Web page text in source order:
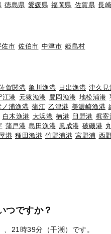
徳島県 愛媛県 福岡県 佐賀県 長
佐市 佐伯市 中津市 姫島村
賀関港 亀川漁港 日出漁港 津久見
江港 元猿漁港 豊岡漁港 地松浦港
ノ浦漁港 蒲江 乙津港 美濃崎漁港
白木漁港 大浜港 楠港 臼野港 梶寄
蒲戸港 島田漁港 風成港 破磯港
港 種田漁港 竹野浦港 宮野浦 西
つですか？
21時39分（干潮）です。